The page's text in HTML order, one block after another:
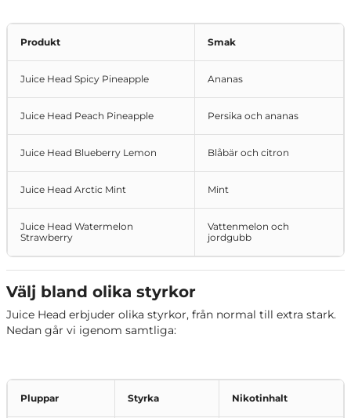
Produkt Smak
Juice Head Spicy Pineapple Ananas
Juice Head Peach Pineapple Persika och ananas
Juice Head Blueberry Lemon Blåbär och citron
Juice Head Arctic Mint Mint
Juice Head Watermelon
Strawberry
Vattenmelon och
jordgubb
Välj bland olika styrkor
Juice Head erbjuder olika styrkor, från normal till extra stark.
Nedan går vi igenom samtliga:
Pluppar Styrka Nikotinhalt